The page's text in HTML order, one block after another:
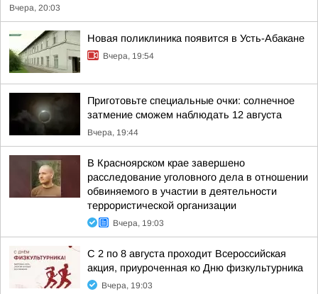
Вчера, 20:03
Новая поликлиника появится в Усть-Абакане
Вчера, 19:54
Приготовьте специальные очки: солнечное
затмение сможем наблюдать 12 августа
Вчера, 19:44
В Красноярском крае завершено
расследование уголовного дела в отношении
обвиняемого в участии в деятельности
террористической организации
Вчера, 19:03
С 2 по 8 августа проходит Всероссийская
акция, приуроченная ко Дню физкультурника
Вчера, 19:03